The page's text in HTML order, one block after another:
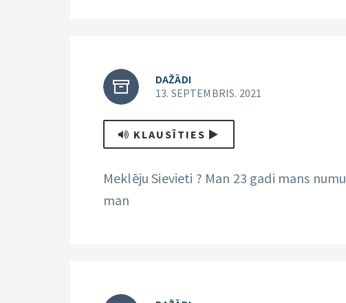
DAŽĀDI
13. SEPTEMBRIS. 2021
KLAUSĪTIES
Meklēju Sievieti ? Man 23 gadi mans
man